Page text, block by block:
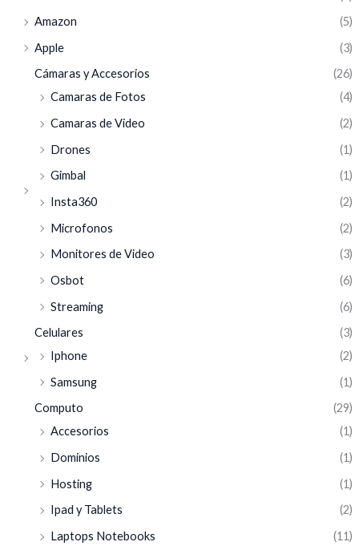
Amazon
(5)
Apple
(3)
Cámaras y Accesorios
(26)
Camaras de Fotos
(4)
Camaras de Video
(2)
Drones
(1)
Gimbal
(1)
Insta360
(2)
Microfonos
(2)
Monitores de Video
(3)
Osbot
(6)
Streaming
(6)
Celulares
(3)
Iphone
(2)
Samsung
(1)
Computo
(29)
Accesorios
(1)
Dominios
(1)
Hosting
(1)
Ipad y Tablets
(2)
Laptops Notebooks
(11)